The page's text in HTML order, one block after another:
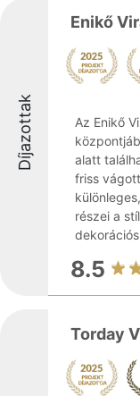
Díjazottak
Enikő
Az Enikő
alatt
friss
részei a
8.5
Torday